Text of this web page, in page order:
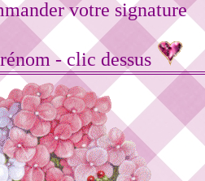
votre signature
- clic dessus